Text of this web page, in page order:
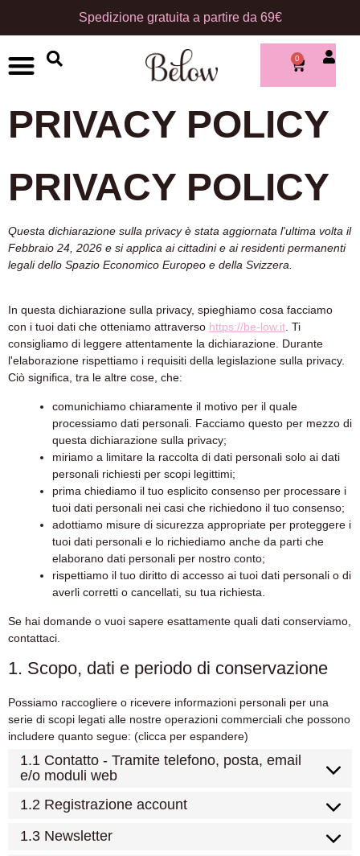
Spedizione gratuita a partire da 69€
0
Search
for:
PRIVACY POLICY
PRIVACY POLICY
Questa dichiarazione sulla privacy è stata aggiornata l'ultima volta il
Febbraio 24, 2026 e si applica ai cittadini e ai residenti permanenti
legali dello Spazio Economico Europeo e della Svizzera.
In questa dichiarazione sulla privacy, spieghiamo cosa facciamo
con i tuoi dati che otteniamo attraverso https://be-low.it. Ti
consigliamo di leggere attentamente la dichiarazione. Durante
l'elaborazione rispettiamo i requisiti della legislazione sulla privacy.
Ciò significa, tra le altre cose, che:
comunichiamo chiaramente il motivo per il quale
processiamo dati personali. Facciamo questo per mezzo di
questa dichiarazione sulla privacy;
miriamo a limitare la raccolta di dati personali solo ai dati
personali richiesti per scopi legittimi;
prima chiediamo il tuo esplicito consenso per processare i
tuoi dati personali nei casi che richiedono il tuo consenso;
adottiamo misure di sicurezza appropriate per proteggere i
tuoi dati personali e lo richiediamo anche da parti che
elaborano dati personali per nostro conto;
rispettiamo il tuo diritto di accesso ai tuoi dati personali o di
averli corretti o cancellati, su tua richiesta.
Se hai domande o vuoi sapere esattamente quali dati conserviamo,
contattaci.
1. Scopo, dati e periodo di conservazione
Possiamo raccogliere o ricevere informazioni personali per una
serie di scopi legati alle nostre operazioni commerciali che possono
includere quanto segue: (clicca per espandere)
1.1 Contatto - Tramite telefono, posta, email
e/o moduli web
1.2 Registrazione account
1.3 Newsletter